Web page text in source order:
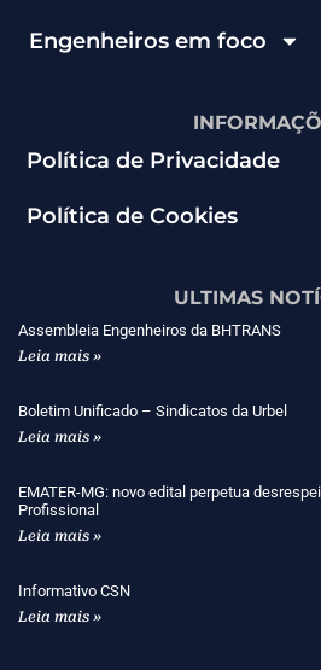
Engenheiros em foco
Política de Privacidade
Política de Cookies
ULTIMAS
Assembleia Engenheiros da BHTRANS
Leia mais »
Boletim Unificado – Sindicatos da Urbel
Leia mais »
EMATER-MG: novo edital perpetua
Profissional
Leia mais »
Informativo CSN
Leia mais »